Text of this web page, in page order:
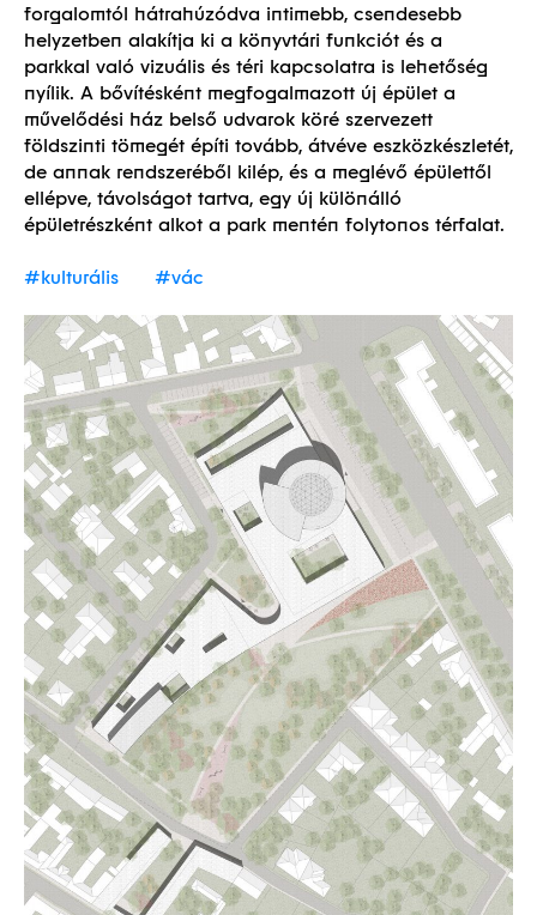
Megépült
forgalomtól hátrahúzódva intimebb, csendesebb
helyzetben alakítja ki a könyvtári funkciót és a
parkkal való vizuális és téri kapcsolatra is lehetőség
nyílik. A bővítésként megfogalmazott új épület a
művelődési ház belső udvarok köré szervezett
földszinti tömegét építi tovább, átvéve eszközkészletét,
de annak rendszeréből kilép, és a meglévő épülettől
ellépve, távolságot tartva, egy új különálló
épületrészként alkot a park mentén folytonos térfalat.
#kulturális #vác